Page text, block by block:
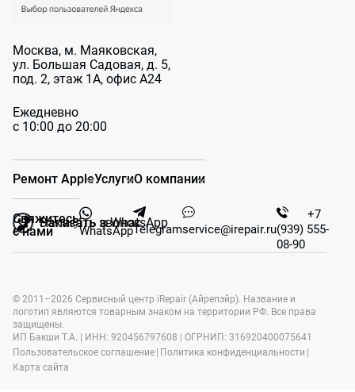
Москва, м. Маяковская,
ул. Большая Садовая, д. 5,
под. 2, этаж 1А, офис А24
Ежедневно
с 10:00 до 20:00
Заказать звонок
Написать в WhatsApp
Ремонт AppleУслугиО компании
Свяжитесь
с нами
WhatsAppTelegramservice@irepair.ru
+7
(939) 555-
08-90
© 2011–2026 Сервисный центр iRepair (Айрепэйр). Название и
логотип являются товарным знаком на территории РФ. Все права
защищены.
ИП Бакши Т.А. | ИНН: 920456797608 | ОГРНИП: 316920400075641
Пользовательское соглашение | Политика конфиденциальности |
Карта сайта